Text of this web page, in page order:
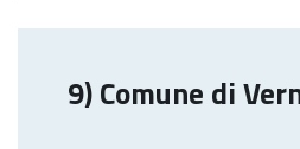
9) Comune di